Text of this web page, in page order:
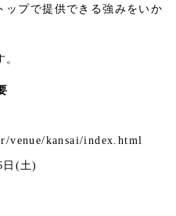
ップで提供できる強みをいか
venue/kansai/index.html
日 (土)